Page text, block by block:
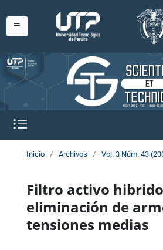
Inicio / Archivos / Vol. 3 Núm. 43
Filtro activo
eliminación de
tensiones medias